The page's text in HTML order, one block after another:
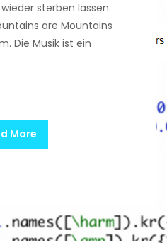
sterben lassen.
are Mountains
Die Musik ist ein
More